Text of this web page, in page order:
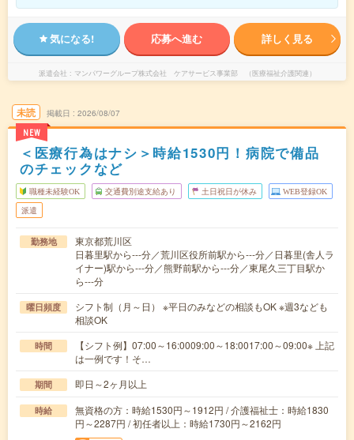
気になる! 応募へ進む 詳しく見る
派遣会社 マンパワーグループ株式会社 ケアサービス事業部 （医療福祉介護関連）
未読
NEW
掲載日 2026/08/07
＜医療行為はナシ＞時給1530円！病院で備品
のチェックなど
職種未経験OK 交通費別途支給あり 土日祝日が休み WEB登録OK
派遣
勤務地
東京都荒川区
日暮里駅から---分／荒川区役所前駅から---分／日暮里(舎人ラ
イナー)駅から---分／熊野前駅から---分／東尾久三丁目駅か
ら---分
曜日頻度
シフト制（月～日） ※平日のみなどの相談もOK ※週3なども
相談OK
時間
【シフト例】07:00～16:0009:00～18:0017:00～09:00※ 上記
は一例です！そ…
期間 即日～2ヶ月以上
時給
無資格の方：時給1530円～1912円 / 介護福祉士：時給1830
円～2287円 / 初任者以上：時給1730円～2162円